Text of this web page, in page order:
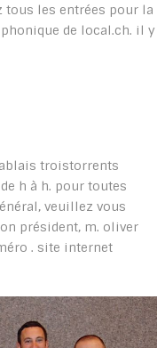
tous les entrées pour la
de local.ch. il y
troistorrents
h à h. pour toutes
veuillez vous
président, m. oliver
. site internet